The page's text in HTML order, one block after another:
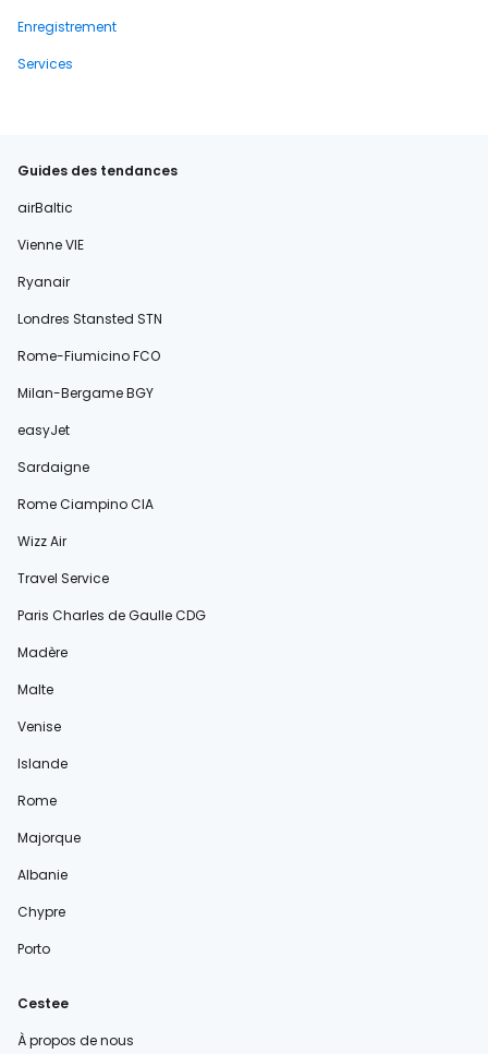
Enregistrement
Services
Guides des tendances
airBaltic
Vienne VIE
Ryanair
Londres Stansted STN
Rome-Fiumicino FCO
Milan-Bergame BGY
easyJet
Sardaigne
Rome Ciampino CIA
Wizz Air
Travel Service
Paris Charles de Gaulle CDG
Madère
Malte
Venise
Islande
Rome
Majorque
Albanie
Chypre
Porto
Cestee
À propos de nous